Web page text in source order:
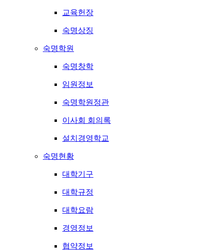
교육헌장
숙명상징
숙명학원
숙명창학
임원정보
숙명학원정관
이사회 회의록
설치경영학교
숙명현황
대학기구
대학규정
대학요람
경영정보
협약정보